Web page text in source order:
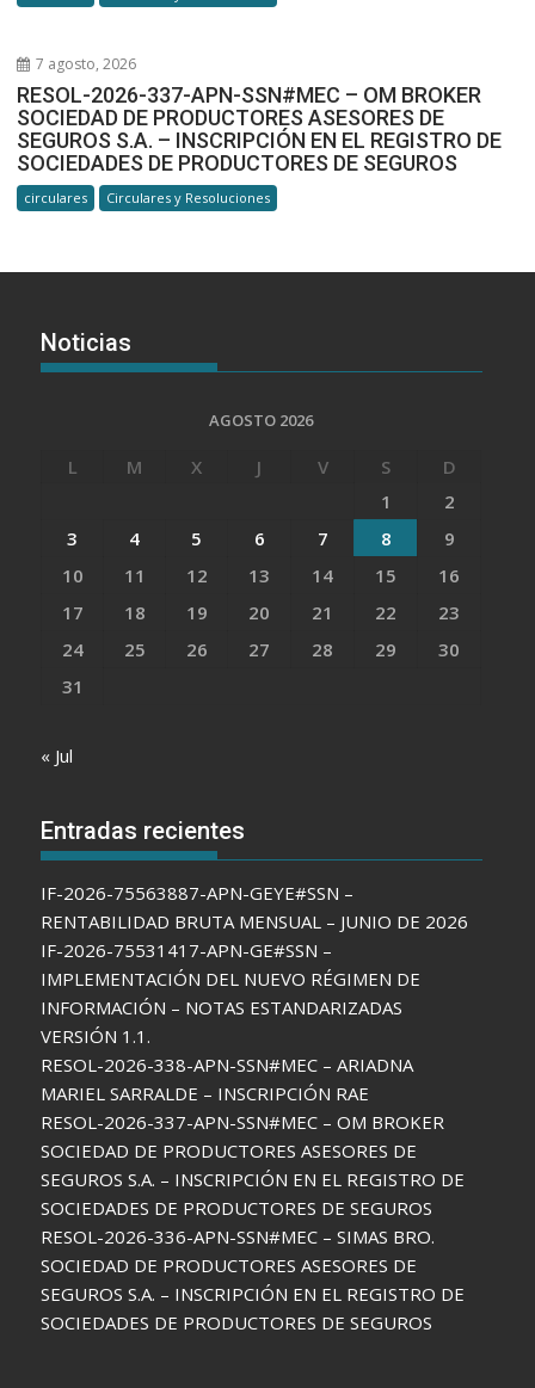
7 agosto, 2026
RESOL-2026-337-APN-SSN#MEC – OM BROKER
SOCIEDAD DE PRODUCTORES ASESORES DE
SEGUROS S.A. – INSCRIPCIÓN EN EL REGISTRO DE
SOCIEDADES DE PRODUCTORES DE SEGUROS
circulares Circulares y Resoluciones
Noticias
AGOSTO 2026
L M X J V S
D
1
2
3
4 5 6 7 8
9
10
11 12 13 14 15
16
17
18 19 20 21 22
23
24
25 26 27 28 29
30
31
« Jul
Entradas recientes
IF-2026-75563887-APN-GEYE#SSN –
RENTABILIDAD BRUTA MENSUAL – JUNIO DE 2026
IF-2026-75531417-APN-GE#SSN –
IMPLEMENTACIÓN DEL NUEVO RÉGIMEN DE
INFORMACIÓN – NOTAS ESTANDARIZADAS
VERSIÓN 1.1.
RESOL-2026-338-APN-SSN#MEC – ARIADNA
MARIEL SARRALDE – INSCRIPCIÓN RAE
RESOL-2026-337-APN-SSN#MEC – OM BROKER
SOCIEDAD DE PRODUCTORES ASESORES DE
SEGUROS S.A. – INSCRIPCIÓN EN EL REGISTRO DE
SOCIEDADES DE PRODUCTORES DE SEGUROS
RESOL-2026-336-APN-SSN#MEC – SIMAS BRO.
SOCIEDAD DE PRODUCTORES ASESORES DE
SEGUROS S.A. – INSCRIPCIÓN EN EL REGISTRO DE
SOCIEDADES DE PRODUCTORES DE SEGUROS